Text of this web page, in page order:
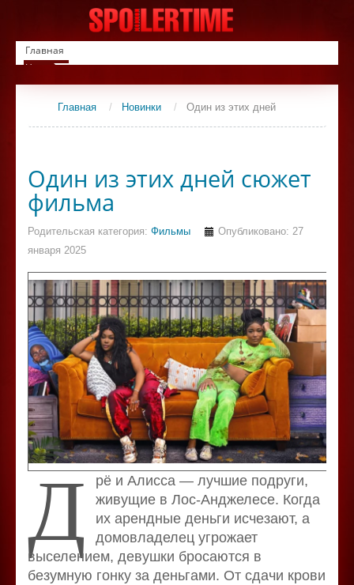
Главная
Новинки
Список фильмов
СериалыГлавная / Новинки / Один из этих дней
Один из этих дней сюжет
фильма
Родительская категория: Фильмы
Опубликовано: 27
января 2025
Д
рё и Алисса — лучшие подруги,
живущие в Лос-Анджелесе. Когда
их арендные деньги исчезают, а
домовладелец угрожает
выселением, девушки бросаются в
безумную гонку за деньгами. От сдачи крови